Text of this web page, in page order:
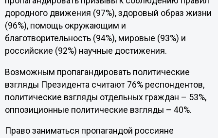
дородного движения (97%), здоровый образ жизни
(96%), помощь окружающим и
благотворительность (94%), мировые (93%) и
российские (92%) научные достижения.
Возможным пропагандировать политические
взгляды Президента считают 76% респондентов,
политические взгляды отдельных граждан – 53%,
оппозиционные политические взгляды – 40%.
Право заниматься пропагандой россияне